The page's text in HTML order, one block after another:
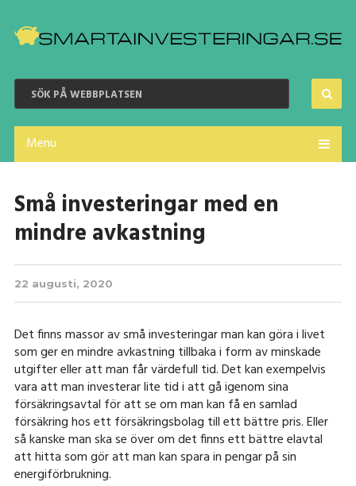
Menu
Små investeringar med en
mindre avkastning
22 augusti, 2020
Det finns massor av små investeringar man kan göra i livet
som ger en mindre avkastning tillbaka i form av minskade
utgifter eller att man får värdefull tid. Det kan exempelvis
vara att man investerar lite tid i att gå igenom sina
försäkringsavtal för att se om man kan få en samlad
försäkring hos ett försäkringsbolag till ett bättre pris. Eller
så kanske man ska se över om det finns ett bättre elavtal
att hitta som gör att man kan spara in pengar på sin
energiförbrukning.